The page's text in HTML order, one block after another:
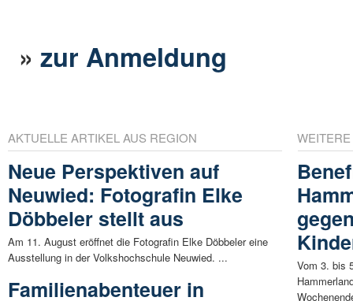
»zur Anmeldung
AKTUELLE ARTIKEL AUS REGION
Neue Perspektiven auf
Neuwied: Fotografin Elke
Döbbeler stellt aus
Am 11. August eröffnet die Fotografin Elke Döbbeler eine
Ausstellung in der Volkshochschule Neuwied. ...
Familienabenteuer in
Vom 3. bis